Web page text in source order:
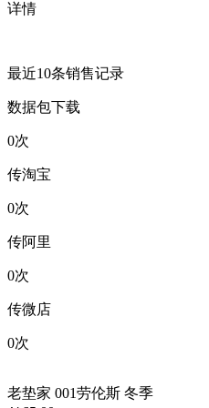
详情
最近10条销售记录
数据包下载
0次
传淘宝
0次
传阿里
0次
传微店
0次
老垫家 001劳伦斯 冬季